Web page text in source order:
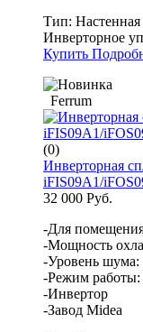
Тип:
Инверторное
Купить
Ferrum
(0)
Инверторная
iFIS09A1/
32 000 Руб.
-Для
-Мощность
-Уровень шума:
-Режим работы:
-Инвертор
-Завод Midea